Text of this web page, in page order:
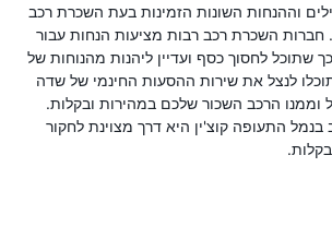
וההנחות השונות הזמינות בעת השכרת רכב
חברות השכרת רכב רבות מציעות הנחות עבור
שתוכל לחסוך כסף ועדיין ליהנות מהנוחות של
לנצל את שירות ההסעות החינמי של שדה
וממנו הרכב השכור שלכם במהירות ובקלות.
התעופה קוצ'ין היא דרך מצוינת לחקור